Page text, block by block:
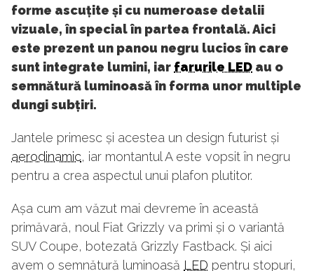
forme ascuțite și cu numeroase detalii
vizuale, în special în partea frontală. Aici
este prezent un panou negru lucios în care
sunt integrate lumini, iar farurile LED au o
semnătură luminoasă în forma unor multiple
dungi subțiri.
Jantele primesc și acestea un design futurist și
aerodinamic, iar montantul A este vopsit în negru
pentru a crea aspectul unui plafon plutitor.
Așa cum am văzut mai devreme în această
primăvară, noul Fiat Grizzly va primi și o variantă
SUV Coupe, botezată Grizzly Fastback. Și aici
avem o semnătură luminoasă LED pentru stopuri,